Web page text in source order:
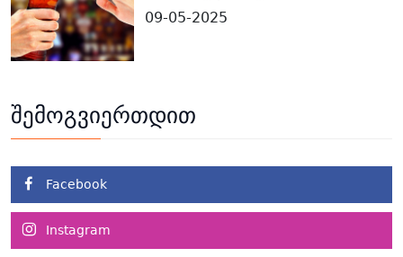
09-05-2025
შემოგვიერთდით
Facebook
Instagram